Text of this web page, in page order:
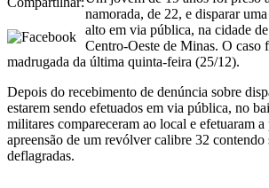
namorada, de 22, e disparar
alto em via pública, na cidade
Centro-Oeste de Minas. O caso
madrugada da última quinta-feira (25/12).
Depois do recebimento de denúncia sobre
estarem sendo efetuados em via pública, no
militares compareceram ao local e efetuaram a
apreensão de um revólver calibre 32 contendo
deflagradas.